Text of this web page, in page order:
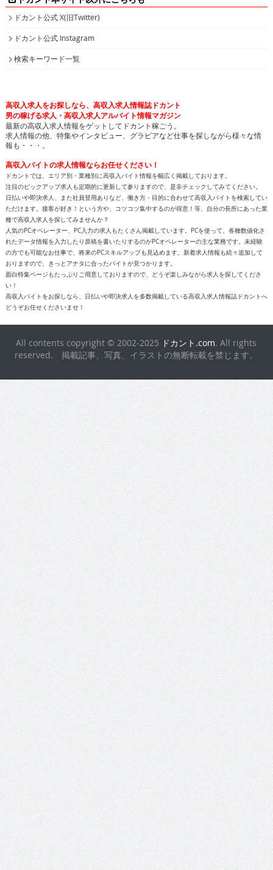
ドカント公式 Instagram
求人情報の他、特集やインタビュー、グラビアなど仕事を探しながら様々な情
報も・・・。
高収入バイトの求人情報ならお任せください！
ドカントでは、エリア別・業種別に高収入バイト情報を幅広く掲載しております。
日払いや即決求人、また社員登用ありなど、働き方・目的に合わせて高収入バイトを検索してい
ただけます。接客が好き！という方や、コツコツ集中するのが得意！等、自分の長所にあった業
種で高収入求人を探してみませんか？
人気のPCオペレーター、PC入力の求人もたくさん掲載しています。PCを使って、各種数値化さ
れたデータ情報を入力したり原稿を書いたりするのがPCオペレーターの主な業務です。未経験
の方でも可能なお仕事で、将来のPCスキルアップも見込めます。新着求人情報も続々追加して
おりますので、きっとアナタに合ったバイトが見つかります。
面白特集ページもたっぷりご用意しておりますので、どうぞ楽しみながら求人を探してくださ
い！
高収入バイトをお探しなら、日払いや即決求人を多数掲載している高収入求人情報誌ドカントへ
どうぞお任せくださいませ！
All contents copyright © 2002-2025
reserved. 掲載記事、写真、イラストの無断転載を禁じます。